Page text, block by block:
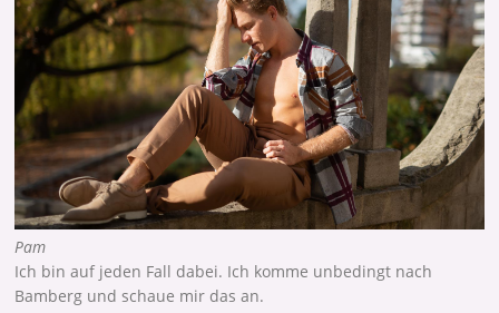
Pam
Ich bin auf jeden Fall dabei. Ich komme unbedingt nach
Bamberg und schaue mir das an.